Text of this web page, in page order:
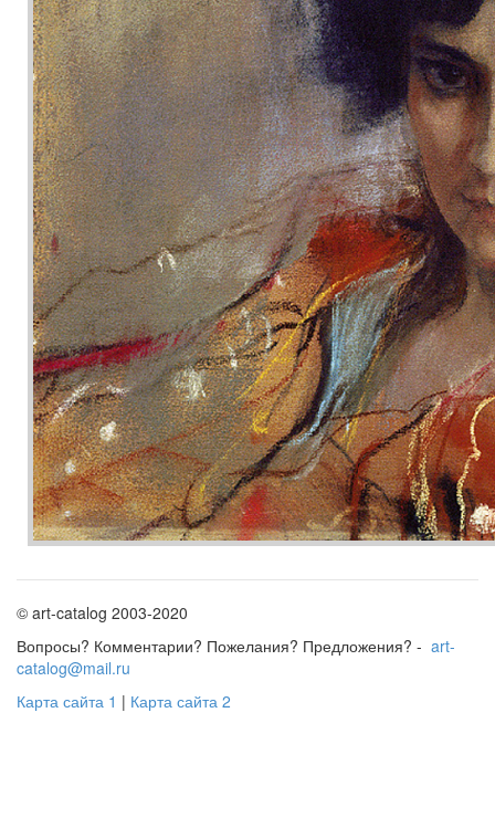
© art-catalog 2003-2020
Вопросы? Комментарии? Пожелания? Предложения? - art-
catalog@mail.ru
Карта сайта 1 | Карта сайта 2